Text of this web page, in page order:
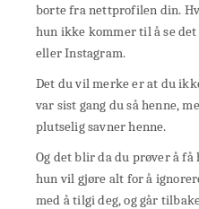
borte fra nettprofilen din.
hun ikke kommer til å se
eller Instagram.
Det du vil merke er at du
var sist gang du så henne,
plutselig savner henne.
Og det blir da du prøver å
hun vil gjøre alt for å
med å tilgi deg, og går